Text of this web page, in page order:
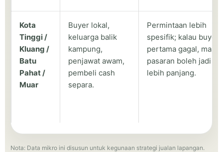
Kota
Tinggi /
Kluang /
Batu
Pahat /
Muar
Buyer lokal,
keluarga balik
kampung,
penjawat awam,
pembeli cash
separa.
Permintaan lebih
spesifik; kalau buyer
pertama gagal, masa
pasaran boleh jadi
lebih panjang.
Nota: Data mikro ini disusun untuk kegunaan strategi jualan lapangan.